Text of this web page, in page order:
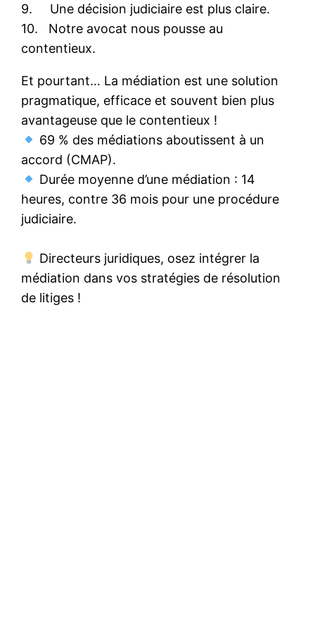
9. Une décision judiciaire est plus claire.
10. Notre avocat nous pousse au
contentieux.
Et pourtant… La médiation est une solution
pragmatique, efficace et souvent bien plus
avantageuse que le contentieux !
69 % des médiations aboutissent à un
accord (CMAP).
Durée moyenne d’une médiation : 14
heures, contre 36 mois pour une procédure
judiciaire.
Directeurs juridiques, osez intégrer la
médiation dans vos stratégies de résolution
de litiges !